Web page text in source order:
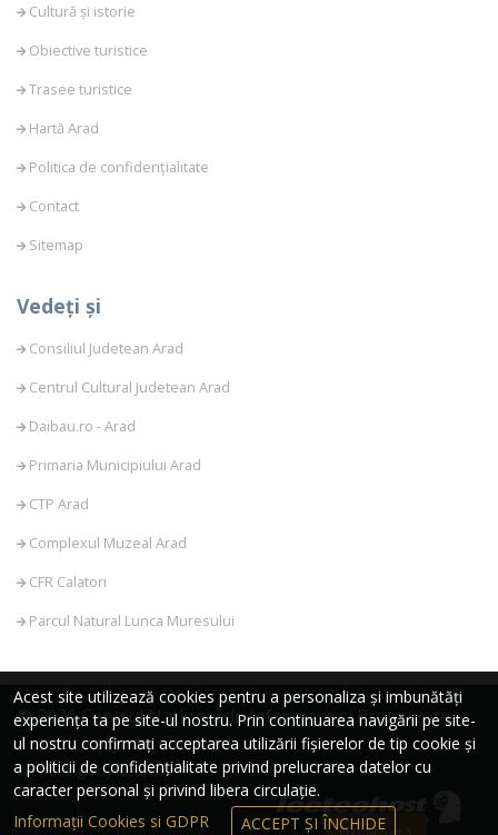
Cultură și istorie
Obiective turistice
Trasee turistice
Hartă Arad
Politica de confidențialitate
Contact
Sitemap
Vedeți și
Consiliul Judetean Arad
Centrul Cultural Judetean Arad
Daibau.ro - Arad
Primaria Municipiului Arad
CTP Arad
Complexul Muzeal Arad
CFR Calatori
Parcul Natural Lunca Muresului
© 2026 Centrul Național de Informare și Promovare
Turistică al Județului Arad
Webdesign by Icetech
Acest site utilizează cookies pentru a personaliza și imbunătăți
experiența ta pe site-ul nostru. Prin continuarea navigării pe site-
ul nostru confirmați acceptarea utilizării fișierelor de tip cookie și
a politicii de confidențialitate privind prelucrarea datelor cu
caracter personal și privind libera circulație.
Informații Cookies si GDPR
ACCEPT ȘI ÎNCHIDE